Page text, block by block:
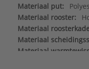
Materiaal put:
Materiaal rooster:
Materiaal
Materiaal
Materiaal